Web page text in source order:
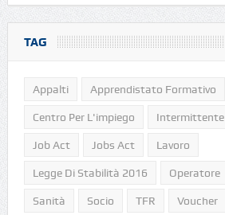
TAG
Appalti Apprendistato Formativo
Centro Per L'impiego Intermittente
Job Act Jobs Act Lavoro
Legge Di Stabilità 2016 Operatore
Sanità Socio TFR Voucher